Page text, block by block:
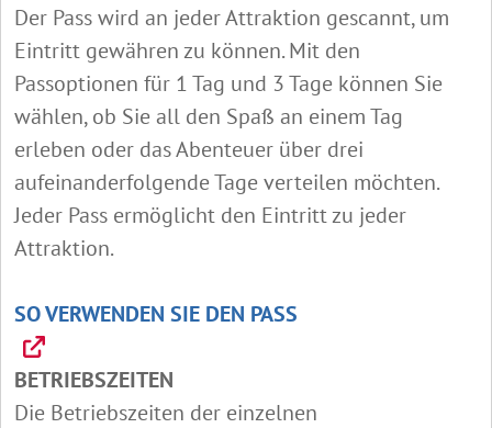
Der Pass wird an jeder Attraktion gescannt, um
Eintritt gewähren zu können. Mit den
Passoptionen für 1 Tag und 3 Tage können Sie
wählen, ob Sie all den Spaß an einem Tag
erleben oder das Abenteuer über drei
aufeinanderfolgende Tage verteilen möchten.
Jeder Pass ermöglicht den Eintritt zu jeder
Attraktion.
SO VERWENDEN SIE DEN PASS
BETRIEBSZEITEN
Die Betriebszeiten der einzelnen